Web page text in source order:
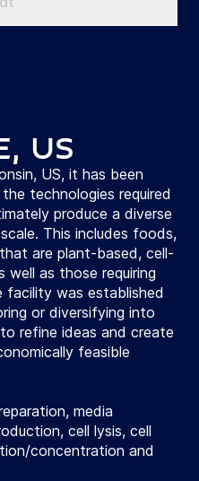
US
US, it has been
technologies required
produce a diverse
This includes foods,
are plant-based, cell-
well as those requiring
facility was established
or diversifying into
refine ideas and create
feasible
media
cell lysis, cell
concentration and